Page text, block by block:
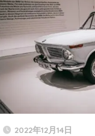
2022年12月14日